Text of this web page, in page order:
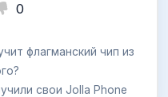
0
флагманский чип из
свои Jolla Phone